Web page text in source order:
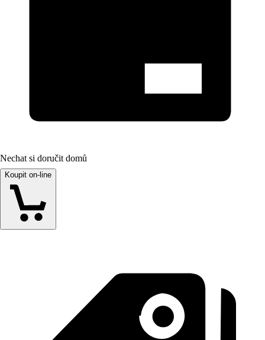
Nechat si doručit domů
Koupit on-line